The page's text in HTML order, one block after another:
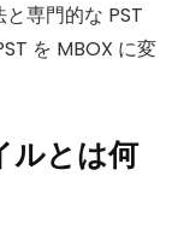
専門的な PST
を MBOX に変
ルとは何